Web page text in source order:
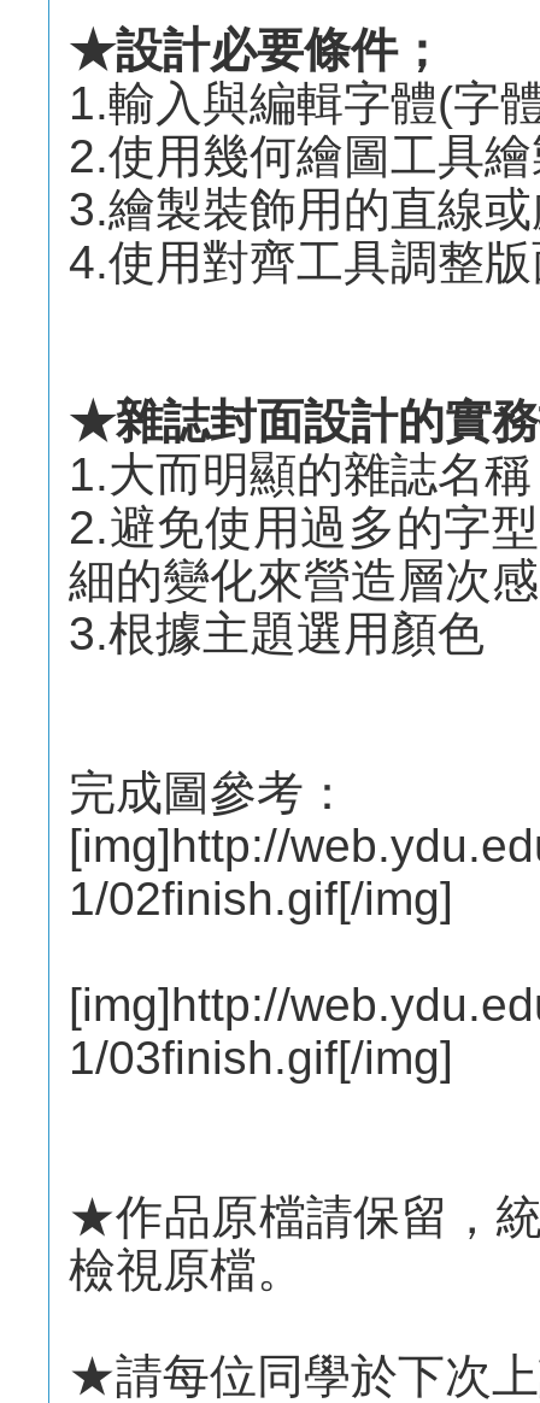
★設計必要條件；
1.輸入與編輯字體(字
2.使用幾何繪圖工具
3.繪製裝飾用的直線
4.使用對齊工具調整
★雜誌封面設計的實
1.大而明顯的雜誌名稱
2.避免使用過多的字
細的變化來營造層次感
3.根據主題選用顏色
完成圖參考：
[img]http://
1/02finish.gif[/img]
[img]http://
1/03finish.gif[/img]
★作品原檔請保留，
檢視原檔。
★請每位同學於下次